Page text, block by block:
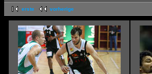
erste vorherige